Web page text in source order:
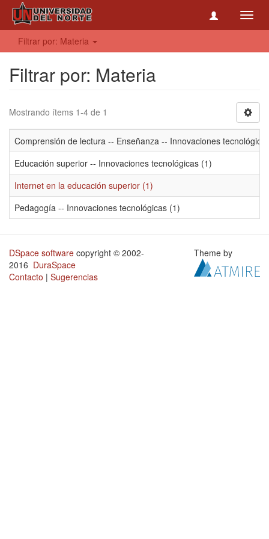
Filtrar por: Materia
Filtrar por: Materia
Mostrando ítems 1-4 de 1
Comprensión de lectura -- Enseñanza -- Innovaciones
Educación superior -- Innovaciones tecnológicas (1)
Internet en la educación superior (1)
Pedagogía -- Innovaciones tecnológicas (1)
DSpace software copyright © 2002-
2016 DuraSpace
Contacto | Sugerencias
Theme by